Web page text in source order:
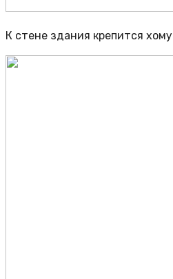
К стене здания крепится